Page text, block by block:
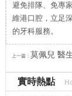
避免排隊、免專
維港口腔，立足
的牙科服務。
上一篇： 莫佩兒 醫
實時熱點